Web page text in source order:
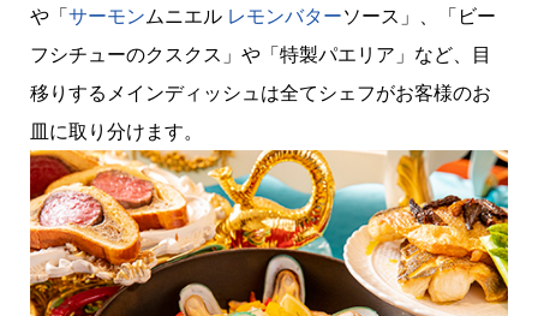
や「サーモンムニエル レモンバターソース」、「ビー
フシチューのクスクス」や「特製パエリア」など、目
移りするメインディッシュは全てシェフがお客様のお
皿に取り分けます。